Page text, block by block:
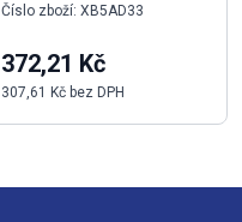
Číslo zboží: XB5AD33
372,21 Kč
307,61 Kč bez DPH